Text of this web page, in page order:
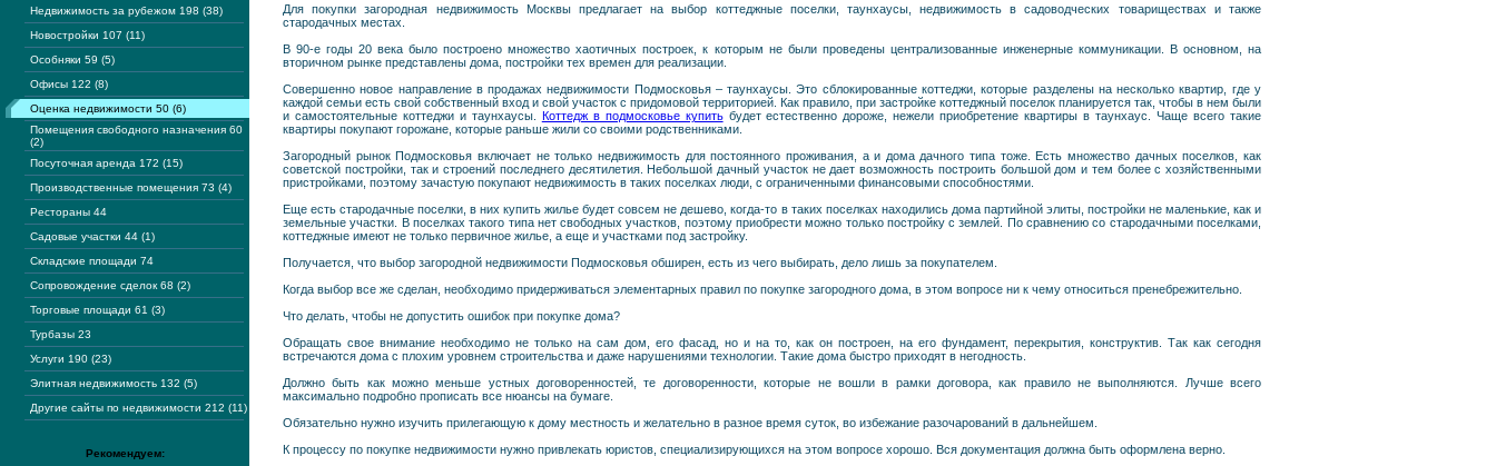
Недвижимость за рубежом 198 (38)
Новостройки 107 (11)
Особняки 59 (5)
Офисы 122 (8)
Оценка недвижимости 50 (6)
Помещения свободного назначения 60
(2)
Посуточная аренда 172 (15)
Производственные помещения 73 (4)
Рестораны 44
Садовые участки 44 (1)
Складские площади 74
Сопровождение сделок 68 (2)
Торговые площади 61 (3)
Турбазы 23
Услуги 190 (23)
Элитная недвижимость 132 (5)
Другие сайты по недвижимости 212 (11)
Рекомендуем:
Для покупки загородная недвижимость Москвы предлагает на выбор коттеджные поселки, таунхаусы, недвижимость в садоводческих товариществах и также
стародачных местах.
В 90-е годы 20 века было построено множество хаотичных построек, к которым не были проведены централизованные инженерные коммуникации. В основном, на
вторичном рынке представлены дома, постройки тех времен для реализации.
Совершенно новое направление в продажах недвижимости Подмосковья – таунхаусы. Это сблокированные коттеджи, которые разделены на несколько квартир, где у
каждой семьи есть свой собственный вход и свой участок с придомовой территорией. Как правило, при застройке коттеджный поселок планируется так, чтобы в нем были
и самостоятельные коттеджи и таунхаусы. Коттедж в подмосковье купитьбудет естественно дороже, нежели приобретение квартиры в таунхаус. Чаще всего такие
квартиры покупают горожане, которые раньше жили со своими родственниками.
Загородный рынок Подмосковья включает не только недвижимость для постоянного проживания, а и дома дачного типа тоже. Есть множество дачных поселков, как
советской постройки, так и строений последнего десятилетия. Небольшой дачный участок не дает возможность построить большой дом и тем более с хозяйственными
пристройками, поэтому зачастую покупают недвижимость в таких поселках люди, с ограниченными финансовыми способностями.
Еще есть стародачные поселки, в них купить жилье будет совсем не дешево, когда-то в таких поселках находились дома партийной элиты, постройки не маленькие, как и
земельные участки. В поселках такого типа нет свободных участков, поэтому приобрести можно только постройку с землей. По сравнению со стародачными поселками,
коттеджные имеют не только первичное жилье, а еще и участками под застройку.
Получается, что выбор загородной недвижимости Подмосковья обширен, есть из чего выбирать, дело лишь за покупателем.
Когда выбор все же сделан, необходимо придерживаться элементарных правил по покупке загородного дома, в этом вопросе ни к чему относиться пренебрежительно.
Что делать, чтобы не допустить ошибок при покупке дома?
Обращать свое внимание необходимо не только на сам дом, его фасад, но и на то, как он построен, на его фундамент, перекрытия, конструктив. Так как сегодня
встречаются дома с плохим уровнем строительства и даже нарушениями технологии. Такие дома быстро приходят в негодность.
Должно быть как можно меньше устных договоренностей, те договоренности, которые не вошли в рамки договора, как правило не выполняются. Лучше всего
максимально подробно прописать все нюансы на бумаге.
Обязательно нужно изучить прилегающую к дому местность и желательно в разное время суток, во избежание разочарований в дальнейшем.
К процессу по покупке недвижимости нужно привлекать юристов, специализирующихся на этом вопросе хорошо. Вся документация должна быть оформлена верно.